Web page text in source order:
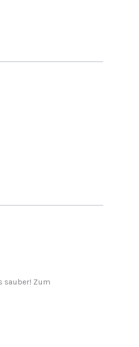
sauber! Zum